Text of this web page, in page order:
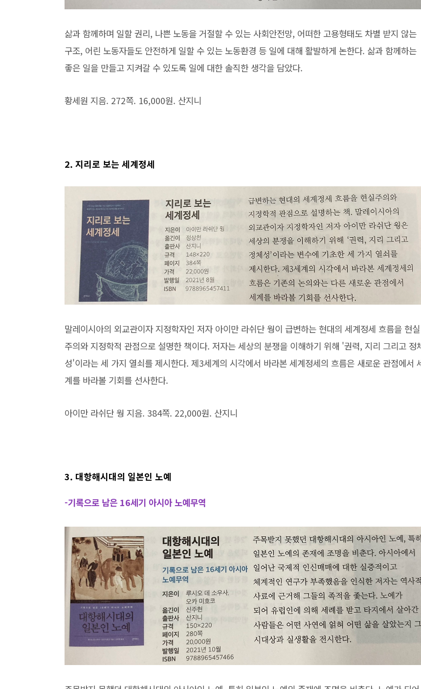
삶과 함께하며 일할 권리, 나쁜 노동을 거절할 수 있는 사회안전망, 어떠한 고용형태도 차별 받지 않는
구조, 어린 노동자들도 안전하게 일할 수 있는 노동환경 등 일에 대해 활발하게 논한다. 삶과 함께하는
좋은 일을 만들고 지켜갈 수 있도록 일에 대한 솔직한 생각을 담았다.
황세원 지음. 272쪽. 16,000원. 산지니
2. 지리로 보는 세계정세
말레이시아의 외교관이자 지정학자인 저자 아이만 라쉬단 웡이 급변하는 현대의 세계정세 흐름을 현실
주의와 지정학적 관점으로 설명한 책이다. 저자는 세상의 분쟁을 이해하기 위해 '권력, 지리 그리고 정
성'이라는 세 가지 열쇠를 제시한다. 제3세계의 시각에서 바라본 세계정세의 흐름은 새로운 관점에서
계를 바라볼 기회를 선사한다.
아이만 라쉬단 웡 지음. 384쪽. 22,000원. 산지니
3. 대항해시대의 일본인 노예
-기록으로 남은 16세기 아시아 노예무역